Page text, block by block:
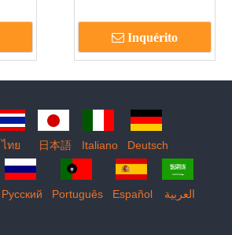
Inquérito
ไทย 日本語 Italiano Deutsch
Pусский Português Español العربية